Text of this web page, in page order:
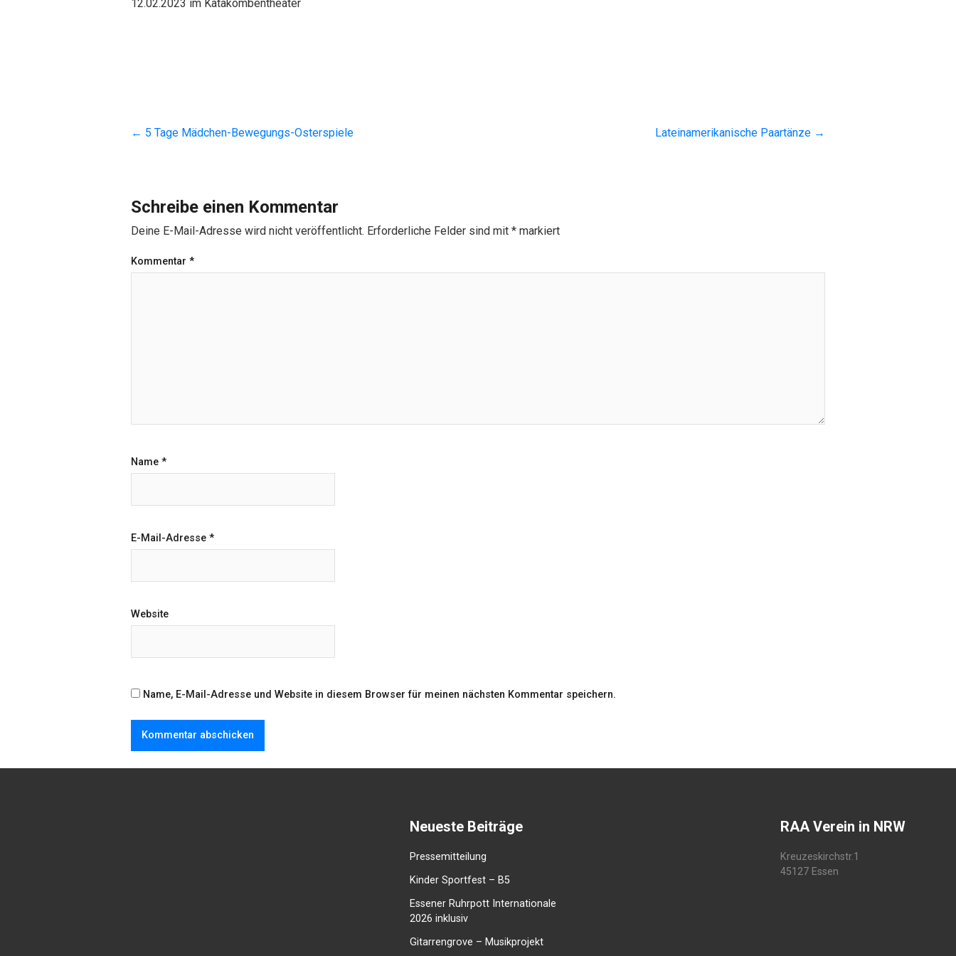
12.02.2023 im Katakombentheater
← 5 Tage Mädchen-Bewegungs-Osterspiele Lateinamerikanische Paartänze →
Schreibe einen Kommentar
Deine E-Mail-Adresse wird nicht veröffentlicht. Erforderliche Felder sind mit * markiert
Kommentar *
Name *
E-Mail-Adresse *
Website
Name, E-Mail-Adresse und Website in diesem Browser für meinen nächsten Kommentar speichern.
Neueste Beiträge
Pressemitteilung
Kinder Sportfest – B5
Essener Ruhrpott Internationale
2026 inklusiv
Gitarrengrove – Musikprojekt
RAA Verein in NRW
Kreuzeskirchstr.1
45127 Essen